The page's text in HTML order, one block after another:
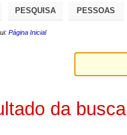
PESQUISA PESSOAS
Página Inicial
da busca